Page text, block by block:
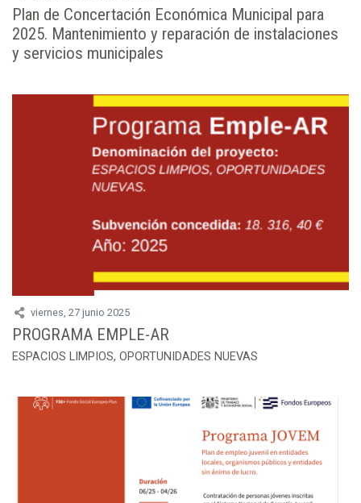
Plan de Concertación Económica Municipal para
2025. Mantenimiento y reparación de instalaciones
y servicios municipales
viernes, 27 junio 2025
PROGRAMA EMPLE-AR
ESPACIOS LIMPIOS, OPORTUNIDADES NUEVAS